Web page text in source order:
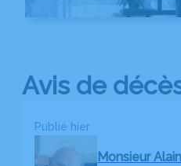
Avis de
Publié hier
Monsieur